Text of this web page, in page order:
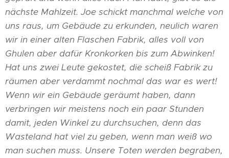
nächste Mahlzeit. Joe schickt manchmal welche von
uns raus, um Gebäude zu erkunden, neulich waren
wir in einer alten Flaschen Fabrik, alles voll von
Ghulen aber dafür Kronkorken bis zum Abwinken!
Hat uns zwei Leute gekostet, die scheiß Fabrik zu
räumen aber verdammt nochmal das war es wert!
Wenn wir ein Gebäude geräumt haben, dann
verbringen wir meistens noch ein paar Stunden
damit, jeden Winkel zu durchsuchen, denn das
Wasteland hat viel zu geben, wenn man weiß wo
man suchen muss. Unsere Toten werden begraben,